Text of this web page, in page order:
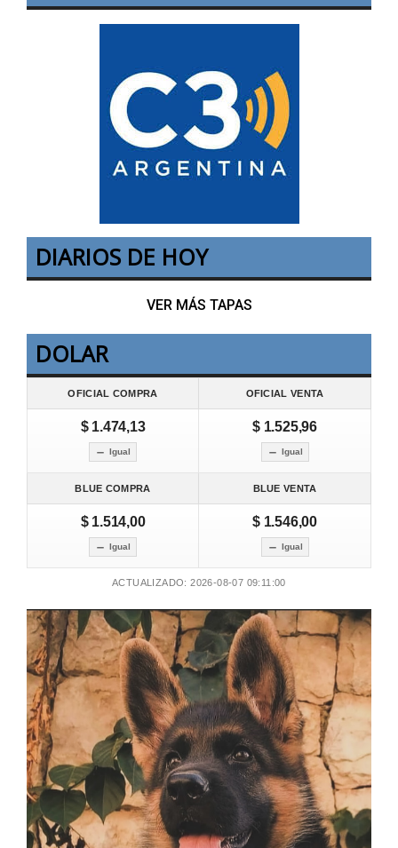
DIARIOS DE HOY
VER MÁS TAPAS
DOLAR
OFICIAL COMPRA OFICIAL VENTA
$ 1.474,13
Igual
$ 1.525,96
Igual
BLUE COMPRA BLUE VENTA
$ 1.514,00
Igual
$ 1.546,00
Igual
ACTUALIZADO: 2026-08-07 09:11:00